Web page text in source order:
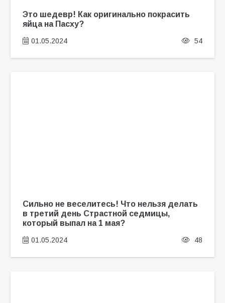
Это шедевр! Как оригинально покрасить
яйца на Пасху?
01.05.2024 54
Сильно не веселитесь! Что нельзя делать
в третий день Страстной седмицы,
который выпал на 1 мая?
01.05.2024 48